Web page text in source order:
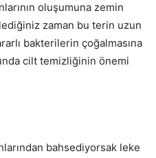
oluşumuna zemin
zaman bu terin uzun
bakterilerin çoğalmasına
cilt temizliğinin önemi
bahsediyorsak leke